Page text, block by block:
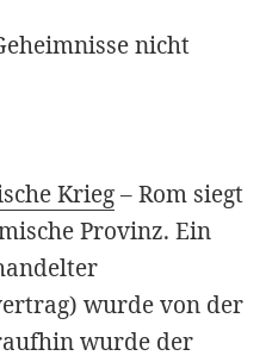
nicht
Krieg– Rom siegt
Provinz. Ein
wurde von der
wurde der